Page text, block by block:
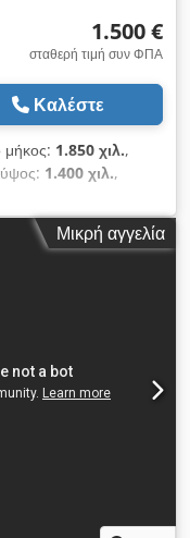
1.500 €
σταθερή τιμή συν ΦΠΑ
Καλέστε
μήκος: 1.850 χιλ.,
1.400 χιλ.,
υλικά Harwi
kW - Διαθέσιμη
CE: Όχι - Αριθμός
[A]: 8,5 - Ασφάλεια
1850 mm x
ύψος) - Βάρος
Μικρή αγγελία